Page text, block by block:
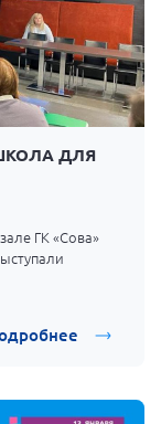
ДЛЯ
ГК «Сова»